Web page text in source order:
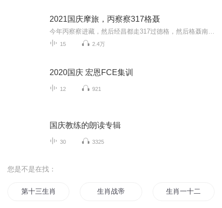
2021国庆摩旅，丙察察317格聂
15 2.4万
2020国庆 宏恩FCE集训
12 921
国庆教练的朗读专辑
30 3325
您是不是在找：
第十三生肖 生肖战帝 生肖一十二人